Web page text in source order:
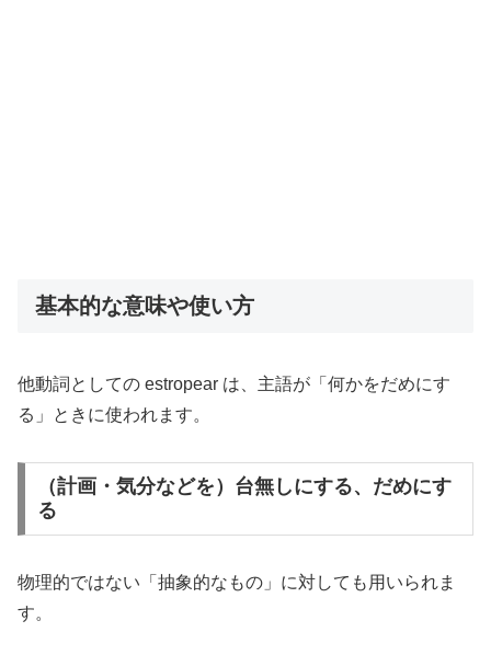
基本的な意味や使い方
他動詞としての estropear は、主語が「何かをだめにす
る」ときに使われます。
（計画・気分などを）台無しにする、だめにす
る
物理的ではない「抽象的なもの」に対しても用いられま
す。